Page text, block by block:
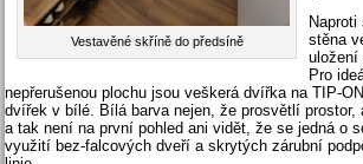
Vestavěné skříně do předsíně
stěna
uložení
Pro
nepřerušenou plochu jsou veškerá dvířka na TIP-
dvířek v bílé. Bílá barva nejen, že prosvětlí prostor,
a tak není na první pohled ani vidět, že se jedná o
využití bez-falcových dveří a skrytých zárubní